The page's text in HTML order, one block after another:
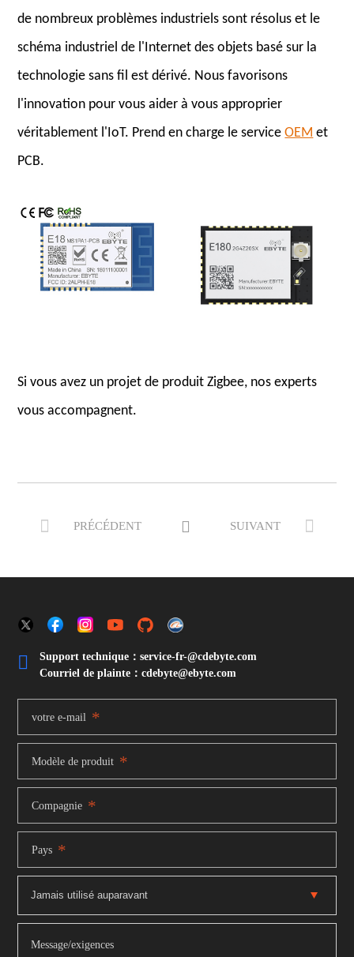
de nombreux problèmes industriels sont résolus et le
schéma industriel de l'Internet des objets basé sur la
technologie sans fil est dérivé. Nous favorisons
l'innovation pour vous aider à vous approprier
véritablement l'IoT. Prend en charge le serviceOEM et
PCB.
Si vous avez un projet de produit Zigbee, nos experts
vous accompagnent.
 PRÉCÉDENT  
SUIVANT

Support technique：service-fr-@cdebyte.com
Courriel de plainte：cdebyte@ebyte.com
votre e-mail *
Modèle de produit *
Compagnie *
Pays *
Message/exigences